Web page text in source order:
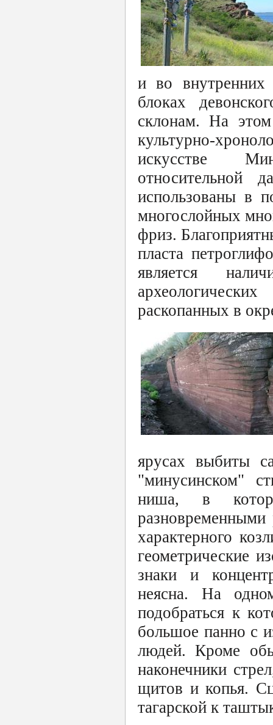
и во внутренних
блоках
склонам. На этом
культурно-
искусстве
относительной
использованы в
многослойных
фриз.
пласта
является
раскопанных в
ярусах выбиты
"минусинском"
ниша, в
характерного
геометрические
знаки и
неясна. На
подобраться к
большое панно с
людей. Кроме
наконечники
щитов и копья.
тагарской к